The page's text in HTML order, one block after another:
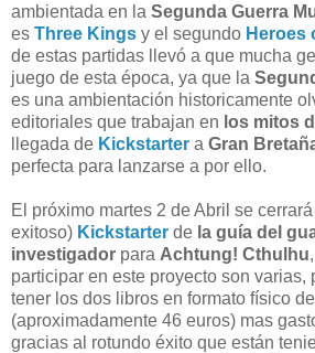
ambientada en la Segunda Guerra
es Three Kings y el segundo Heroes
de estas partidas llevó a que mucha
juego de esta época, ya que la
es una ambientación historicamente
editoriales que trabajan en los mitos
llegada de Kickstarter a Gran
perfecta para lanzarse a por ello.
El próximo martes 2 de Abril se
exitoso) Kickstarter de la guía del
investigador para Achtung! Cthulhu
participar en este proyecto son varias,
tener los dos libros en formato físico
(aproximadamente 46 euros) mas
gracias al rotundo éxito que están